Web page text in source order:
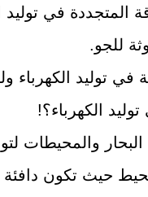
المتجددة في
للجو.
في توليد
الكهرباء؟!
والمحيطات
حيث تكون دافئة